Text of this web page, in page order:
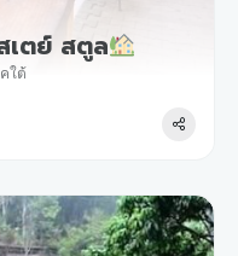
เตย์ สตูล
ใต้